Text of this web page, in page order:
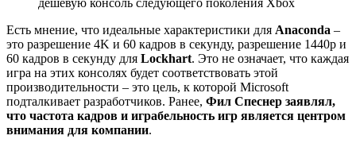
Есть мнение, что идеальные характеристики для Anaconda –
это разрешение 4K и 60 кадров в секунду, разрешение 1440p и
60 кадров в секунду для Lockhart. Это не означает, что каждая
игра на этих консолях будет соответствовать этой
производительности – это цель, к которой Microsoft
подталкивает разработчиков. Ранее, Фил Спеснер заявлял,
что частота кадров и играбельность игр является центром
внимания для компании.